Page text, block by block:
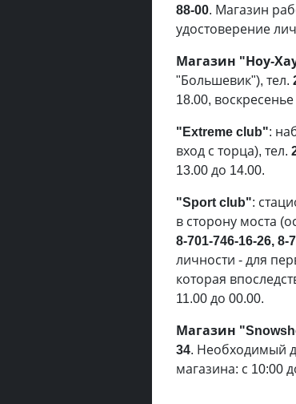
88-00. Магазин
удостоверение
Магазин "Ноу-
"Большевик"), тел.
18.00,
"Extreme club":
вход с торца), тел.
13.00 до 14.00.
"Sport club":
в сторону моста
8-701-746-16-26, 8-
личности - для
которая
11.00 до 00.00.
Магазин
34. Необходимый
магазина: с 10:00